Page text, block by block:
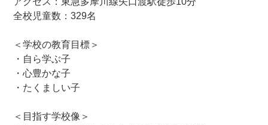
全校児童数：329名
＜学校の教育目標＞
・自ら学ぶ子
・心豊かな子
・たくましい子
＜目指す学校像＞